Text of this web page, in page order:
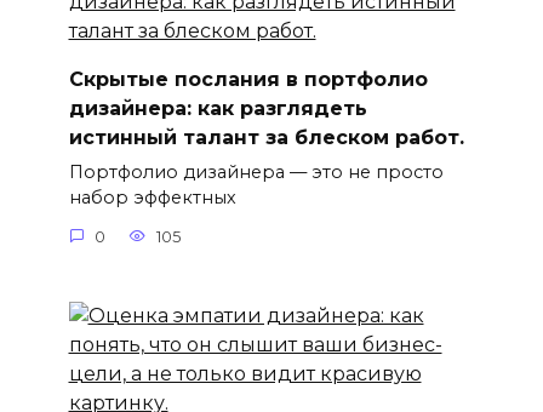
Скрытые послания в портфолио
дизайнера: как разглядеть
истинный талант за блеском работ.
Портфолио дизайнера — это не просто
набор эффектных
0 105